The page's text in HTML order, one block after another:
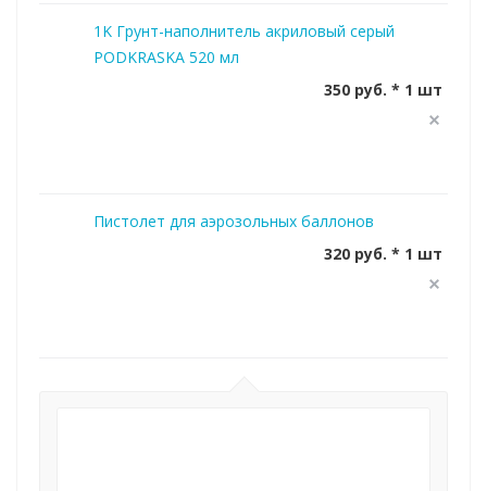
1K Грунт-наполнитель акриловый серый
PODKRASKA 520 мл
350 руб. * 1 шт
Пистолет для аэрозольных баллонов
320 руб. * 1 шт